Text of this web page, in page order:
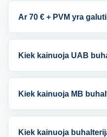
Ar 70 € + PVM yra
Kiek kainuoja UAB
Kiek kainuoja MB
Kiek kainuoja